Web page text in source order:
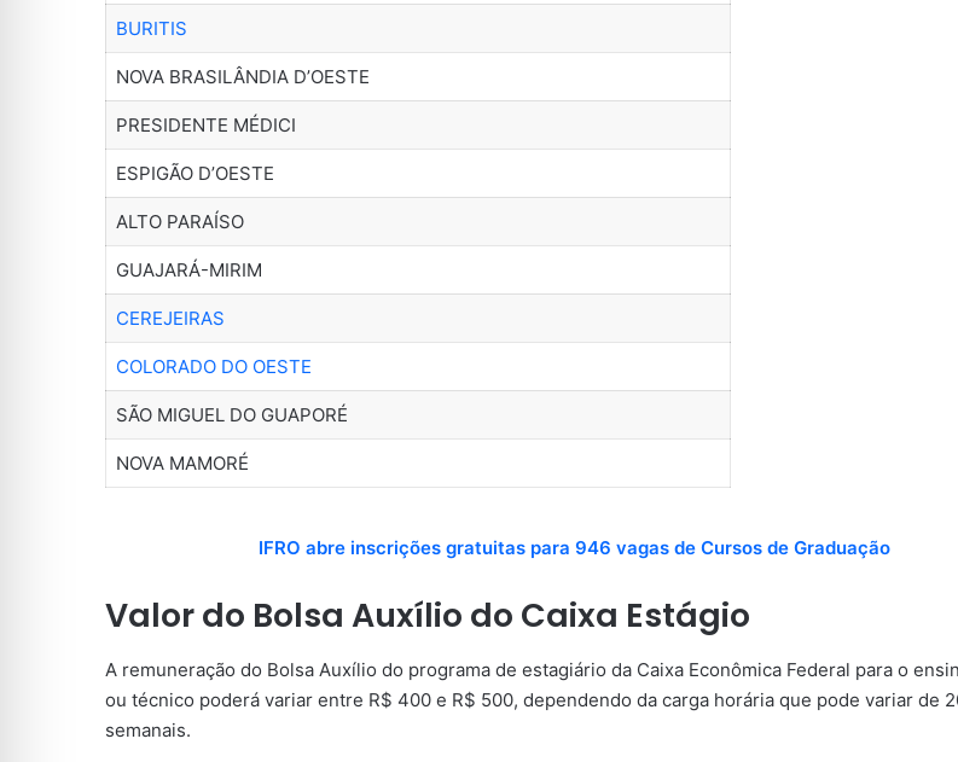
BURITIS
NOVA BRASILÂNDIA D’OESTE
PRESIDENTE MÉDICI
ESPIGÃO D’OESTE
ALTO PARAÍSO
GUAJARÁ-MIRIM
CEREJEIRAS
COLORADO DO OESTE
SÃO MIGUEL DO GUAPORÉ
NOVA MAMORÉ
IFRO abre inscrições gratuitas para 946 vagas de Cursos de Graduação
Valor do Bolsa Auxílio do Caixa Estágio
A remuneração do Bolsa Auxílio do programa de estagiário da Caixa Econômica Federal para o
ou técnico poderá variar entre R$ 400 e R$ 500, dependendo da carga horária que pode variar de
semanais.